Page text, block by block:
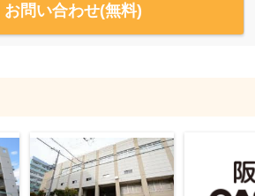
お問い合わせ(無料)